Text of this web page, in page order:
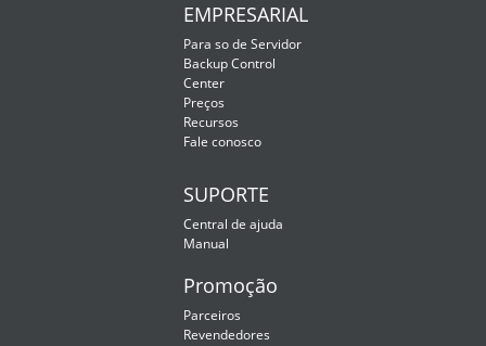
EMPRESARIAL
Para so de Servidor
Backup Control
Center
Preços
Recursos
Fale conosco
SUPORTE
Central de ajuda
Manual
Promoção
Parceiros
Revendedores